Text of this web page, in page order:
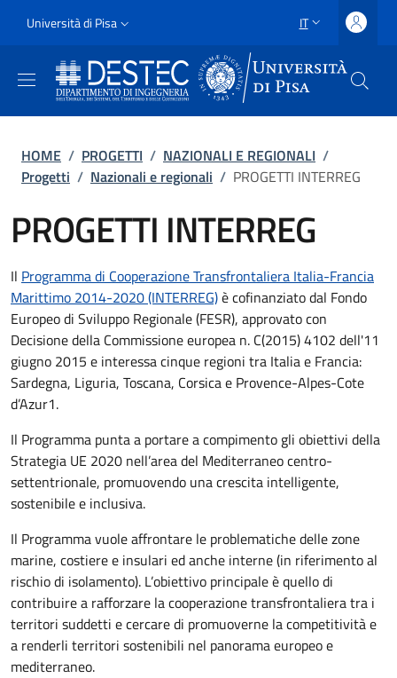
Slim
Università di Pisa SELETTORE
IT
Briciole di pane
HOME / PROGETTI / NAZIONALI E REGIONALI /
Progetti / Nazionali e regionali / PROGETTI INTERREG
PROGETTI INTERREG
Il Programma di Cooperazione Transfrontaliera Italia­-Francia
Marittimo 2014­-2020 (INTERREG)è cofinanziato dal Fondo
Europeo di Sviluppo Regionale (FESR), approvato con
Decisione della Commissione europea n. C(2015) 4102 dell'11
giugno 2015 e interessa cinque regioni tra Italia e Francia:
Sardegna, Liguria, Toscana, Corsica e Provence-­Alpes­-Cote
d’Azur1.
Il Programma punta a portare a compimento gli obiettivi della
Strategia UE 2020 nell’area del Mediterraneo centro-
settentrionale, promuovendo una crescita intelligente,
sostenibile e inclusiva.
Il Programma vuole affrontare le problematiche delle zone
marine, costiere e insulari ed anche interne (in riferimento al
rischio di isolamento). L’obiettivo principale è quello di
contribuire a rafforzare la cooperazione transfrontaliera tra i
territori suddetti e cercare di promuoverne la competitività e
a renderli territori sostenibili nel panorama europeo e
mediterraneo.